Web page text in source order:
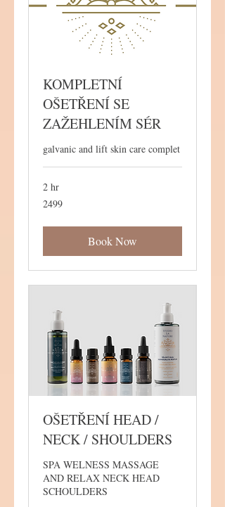
KOMPLETNÍ
OŠETŘENÍ SE
ZAŽEHLENÍM SÉR
galvanic and lift skin care complet
2 hr
2499
2499
Book Now
OŠETŘENÍ HEAD /
NECK / SHOULDERS
SPA WELNESS MASSAGE
AND RELAX NECK HEAD
SCHOULDERS